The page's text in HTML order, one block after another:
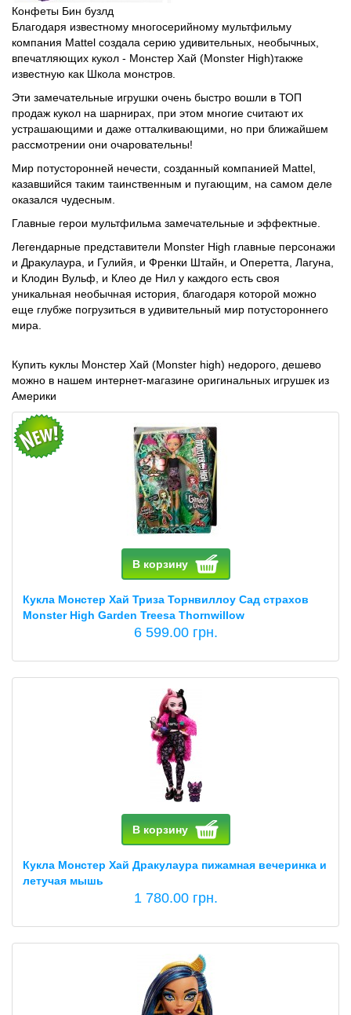
Конфеты Бин бузлд
Благодаря известному многосерийному мультфильму
компания Mattel создала серию удивительных, необычных,
впечатляющих кукол - Монстер Хай (Monster High)также
известную как Школа монстров.
Эти замечательные игрушки очень быстро вошли в ТОП
продаж кукол на шарнирах, при этом многие считают их
устрашающими и даже отталкивающими, но при ближайшем
рассмотрении они очаровательны!
Мир потусторонней нечести, созданный компанией Mattel,
казавшийся таким таинственным и пугающим, на самом деле
оказался чудесным.
Главные герои мультфильма замечательные и эффектные.
Легендарные представители Monster High главные персонажи
и Дракулаура, и Гулийя, и Френки Штайн, и Оперетта, Лагуна,
и Клодин Вульф, и Клео де Нил у каждого есть своя
уникальная необычная история, благодаря которой можно
еще глубже погрузиться в удивительный мир потустороннего
мира.
Купить куклы Монстер Хай (Monster high) недорого, дешево
можно в нашем интернет-магазине оригинальных игрушек из
Америки
В корзину
Кукла Монстер Хай Триза Торнвиллоу Сад страхов
Monster High Garden Treesa Thornwillow
6 599.00 грн.
В корзину
Кукла Монстер Хай Дракулаура пижамная вечеринка и
летучая мышь
1 780.00 грн.